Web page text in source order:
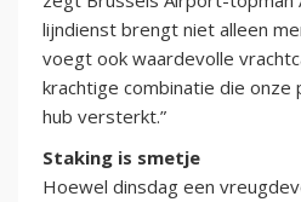
lijndienst brengt niet alleen
voegt ook waardevolle
krachtige combinatie die
hub versterkt.”
Staking is smetje
Hoewel dinsdag een